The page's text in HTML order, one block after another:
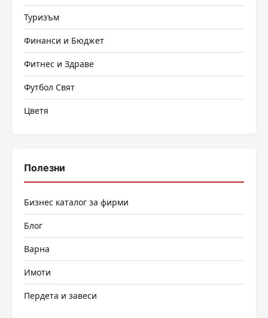
Туризъм
Финанси и Бюджет
Фитнес и Здраве
Футбол Свят
Цветя
Полезни
Бизнес каталог за фирми
Блог
Варна
Имоти
Пердета и завеси